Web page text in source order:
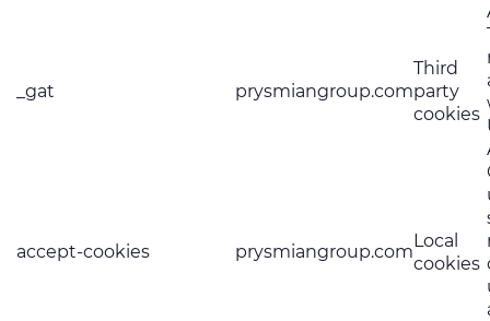
_gat prysmiangroup.com
Third
party
cookies
accept-cookies prysmiangroup.com
Local
cookies